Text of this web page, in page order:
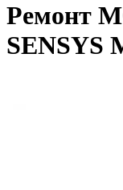
Ремонт
SENSYS